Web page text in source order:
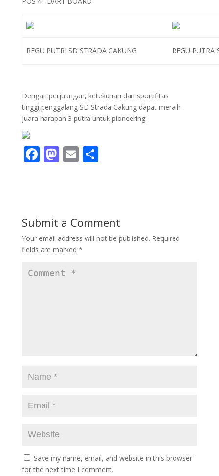
REGU PUTRI SD STRADA CAKUNG REGU PUTRA
Dengan perjuangan, ketekunan dan sportifitas
tinggi,penggalang SD Strada Cakung dapat meraih
juara harapan 3 putra untuk pioneering.
F
o
o
k
M
o
n
E S
Submit a Comment
Your email address will not be published. Required
fields are marked *
Save my name, email, and website in this browser
for the next time I comment.